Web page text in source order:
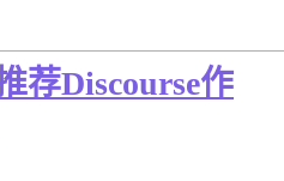
荐Discourse作